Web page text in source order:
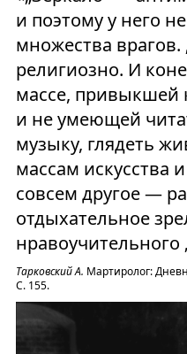
и поэтому у него
множества врагов.
религиозно. И
массе, привыкшей
и не умеющей
музыку, глядеть
массам искусства
совсем другое —
отдыхательное
нравоучительного
Тарковский А. Мартиролог:
С. 155.